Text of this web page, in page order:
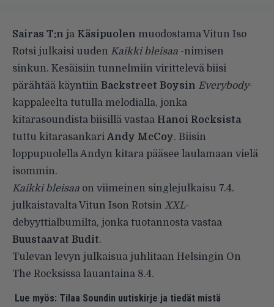
Sairas T:n ja Käsipuolen muodostama Vitun Iso
Rotsi julkaisi uuden Kaikki bleisaa -nimisen
sinkun. Kesäisiin tunnelmiin virittelevä biisi
pärähtää käyntiin Backstreet Boysin Everybody-
kappaleelta tutulla melodialla, jonka
kitarasoundista biisillä vastaa Hanoi Rocksista
tuttu kitarasankari Andy McCoy. Biisin
loppupuolella Andyn kitara pääsee laulamaan vielä
isommin.
Kaikki bleisaa on viimeinen singlejulkaisu 7.4.
julkaistavalta Vitun Ison Rotsin XXL-
debyyttialbumilta, jonka tuotannosta vastaa
Buustaavat Budit.
Tulevan levyn julkaisua juhlitaan Helsingin On
The Rocksissa lauantaina 8.4.
Lue myös: Tilaa Soundin uutiskirje ja tiedät mistä